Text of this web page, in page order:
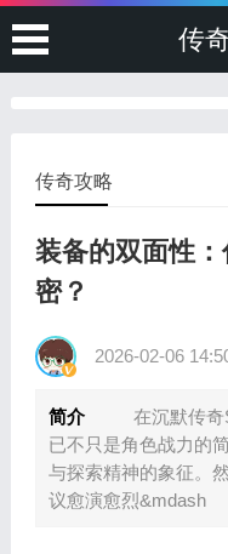
传
传奇攻略
装备的双面性
密？
2026-02-06
简介
在沉默传奇
已不只是角色战力的
与探索精神的象征。
议愈演愈烈&mdash